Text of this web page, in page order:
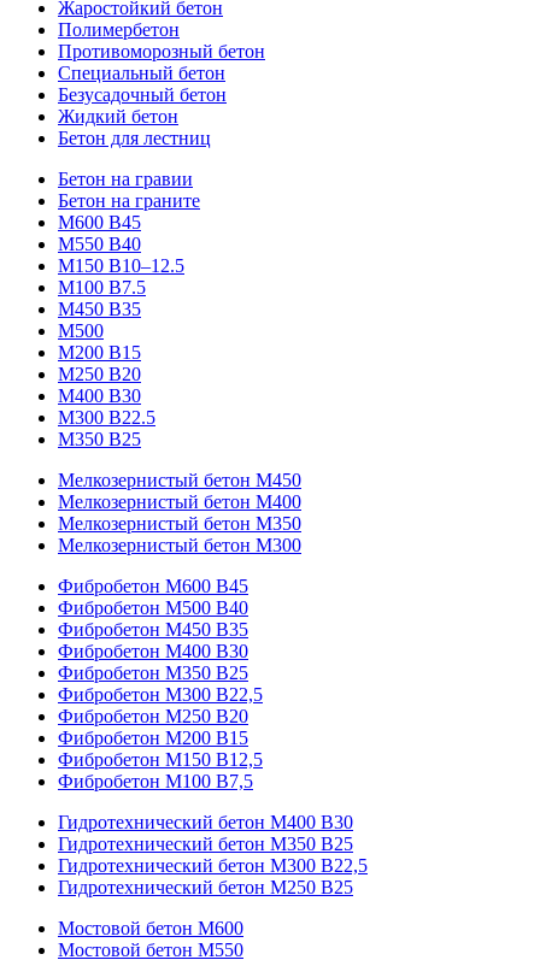
Жаростойкий бетон
Полимербетон
Противоморозный бетон
Специальный бетон
Безусадочный бетон
Жидкий бетон
Бетон для лестниц
Бетон на гравии
Бетон на граните
М600 В45
М550 В40
М150 В10–12.5
М100 В7.5
М450 В35
М500
М200 В15
М250 В20
М400 В30
М300 В22.5
М350 В25
Мелкозернистый бетон М450
Мелкозернистый бетон М400
Мелкозернистый бетон М350
Мелкозернистый бетон М300
Фибробетон М600 В45
Фибробетон М500 В40
Фибробетон М450 В35
Фибробетон М400 В30
Фибробетон М350 В25
Фибробетон М300 В22,5
Фибробетон М250 В20
Фибробетон М200 В15
Фибробетон М150 В12,5
Фибробетон М100 В7,5
Гидротехнический бетон М400 B30
Гидротехнический бетон М350 B25
Гидротехнический бетон М300 B22,5
Гидротехнический бетон М250 B25
Мостовой бетон M600
Мостовой бетон M550